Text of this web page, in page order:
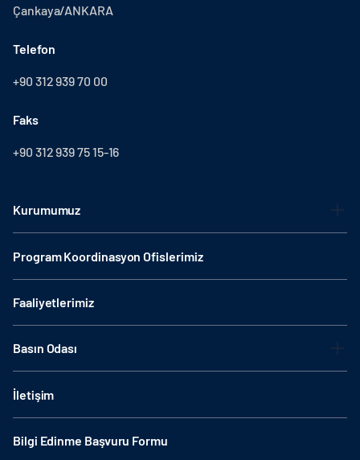
Çankaya/ANKARA
Telefon
+90 312 939 70 00
Faks
+90 312 939 75 15-16
Kurumumuz
Program Koordinasyon Ofislerimiz
Faaliyetlerimiz
Basın Odası
İletişim
Bilgi Edinme Başvuru Formu